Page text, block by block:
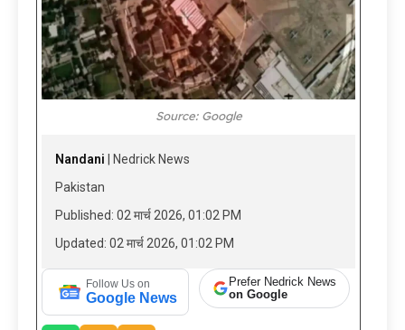
Source: Google
Nandani | Nedrick News
Pakistan
Published: 02 मार्च 2026, 01:02 PM
Updated: 02 मार्च 2026, 01:02 PM
Follow Us on
Google News
Prefer Nedrick News
on Google